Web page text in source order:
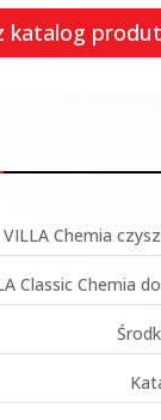
katalog
VILLA Chemia
Classic Chemia